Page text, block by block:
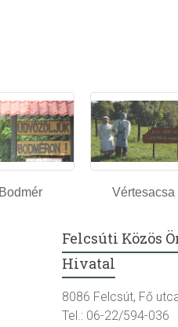
Bodmér Vértesacsa
Felcsúti Közös
Hivatal
8086 Felcsút, Fő
Tel.: 06-22/594-036